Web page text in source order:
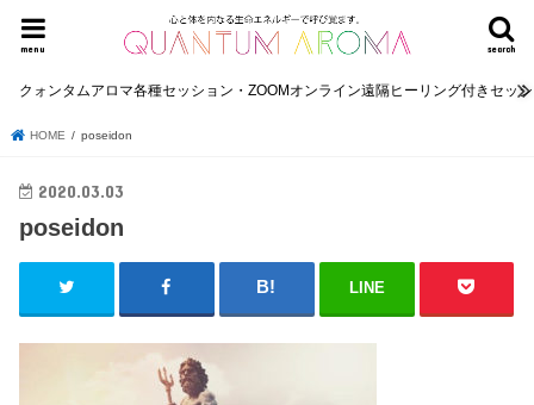
search
menu
クォンタムアロマ各種セッション・ZOOMオンライン遠隔ヒーリング付きセッ
HOME poseidon
2020.03.03
poseidon
LINE